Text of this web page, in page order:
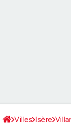
Villes Isère